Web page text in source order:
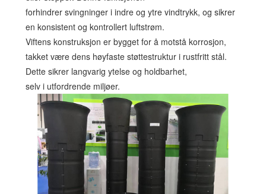
forhindrer svingninger i indre og ytre vindtrykk, og sikrer
en konsistent og kontrollert luftstrøm.
Viftens konstruksjon er bygget for å motstå korrosjon,
takket være dens høyfaste støttestruktur i rustfritt stål.
Dette sikrer langvarig ytelse og holdbarhet,
selv i utfordrende miljøer.